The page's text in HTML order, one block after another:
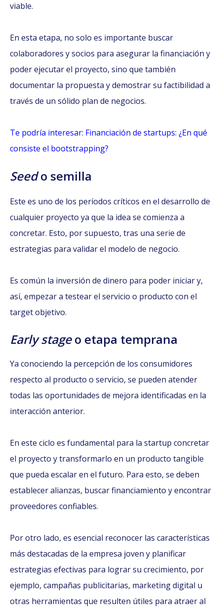
viable.
En esta etapa, no solo es importante buscar
colaboradores y socios para asegurar la financiación y
poder ejecutar el proyecto, sino que también
documentar la propuesta y demostrar su factibilidad a
través de un sólido plan de negocios.
Te podría interesar: Financiación de startups: ¿En qué
consiste el bootstrapping?
Seedo semilla
Este es uno de los períodos críticos en el desarrollo de
cualquier proyecto ya que la idea se comienza a
concretar. Esto, por supuesto, tras una serie de
estrategias para validar el modelo de negocio.
Es común la inversión de dinero para poder iniciar y,
así, empezar a testear el servicio o producto con el
target objetivo.
Early stageo etapa temprana
Ya conociendo la percepción de los consumidores
respecto al producto o servicio, se pueden atender
todas las oportunidades de mejora identificadas en la
interacción anterior.
En este ciclo es fundamental para la startup concretar
el proyecto y transformarlo en un producto tangible
que pueda escalar en el futuro. Para esto, se deben
establecer alianzas, buscar financiamiento y encontrar
proveedores confiables.
Por otro lado, es esencial reconocer las características
más destacadas de la empresa joven y planificar
estrategias efectivas para lograr su crecimiento, por
ejemplo, campañas publicitarias, marketing digital u
otras herramientas que resulten útiles para atraer al